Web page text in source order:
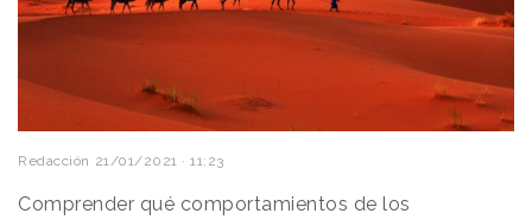
Redacción 21/01/2021 · 11:23
Comprender qué comportamientos de los